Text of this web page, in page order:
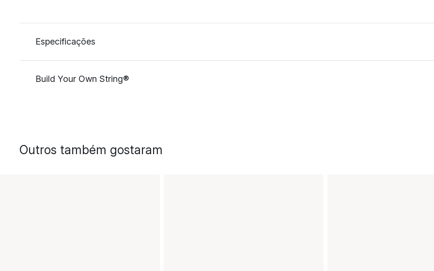
Especificações
Build Your Own String®
Outros também gostaram